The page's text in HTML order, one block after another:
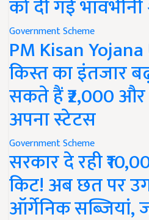
को दी गई भावभीनी
Government Scheme
PM Kisan
किस्त का इंतजार
सकते हैं ₹2,000
अपना स्टेटस
Government Scheme
सरकार दे रही
किट! अब छत पर
ऑर्गेनिक